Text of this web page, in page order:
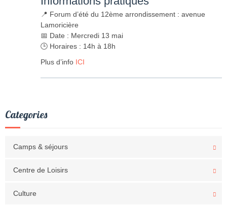
📍 Forum d’été du 12ème arrondissement : avenue
Lamoricière
📅 Date : Mercredi 13 mai
🕒 Horaires : 14h à 18h
Plus d’info ICI
Categories
Camps & séjours
Centre de Loisirs
Culture